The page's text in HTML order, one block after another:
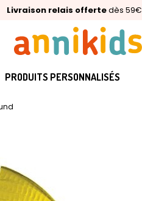
Livraison relais offertedès 59€
🥇Palmarès Capital 2025 :Annikids
⭐⭐⭐⭐⭐4,6/5(24 000 avis
PRODUITS PERSONNALISÉS